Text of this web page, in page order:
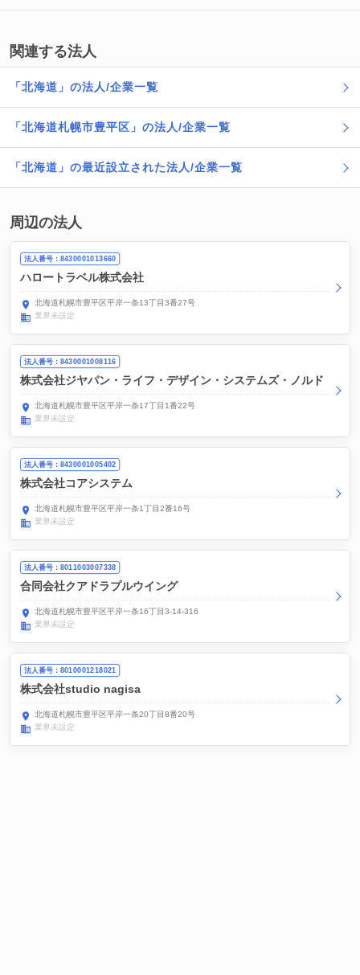
関連する法人
「北海道」の法人/企業一覧
「北海道札幌市豊平区」の法人/企業一覧
「北海道」の最近設立された法人/企業一覧
周辺の法人
法人番号：8430001013660
ハロートラベル株式会社
北海道札幌市豊平区平岸一条13丁目3番27号
業界未設定
法人番号：8430001008116
株式会社ジヤパン・ライフ・デザイン・システムズ・ノルド
北海道札幌市豊平区平岸一条17丁目1番22号
業界未設定
法人番号：8430001005402
株式会社コアシステム
北海道札幌市豊平区平岸一条1丁目2番16号
業界未設定
法人番号：8011003007338
合同会社クアドラプルウイング
北海道札幌市豊平区平岸一条16丁目3-14-316
業界未設定
法人番号：8010001218021
株式会社studio nagisa
北海道札幌市豊平区平岸一条20丁目8番20号
業界未設定